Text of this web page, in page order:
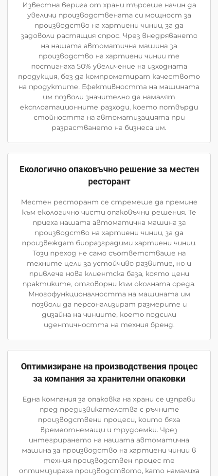
Известна верига от храни търсеше начин да
увеличи производствената си мощност за
производство на хартиени чинии, за да
задоволи растящия спрос. Чрез внедряването
на нашата автоматична машина за
производство на хартиени чинии те
постигнаха 50% увеличение на изходната
продукция, без да компрометират качеството
на продуктите. Ефективността на машината
им позволи значително да намалят
експлоатационните разходи, което потвърди
стойността на автоматизацията при
разрастването на бизнеса им.
Екологично опаковъчно решение за местен
ресторант
Местен ресторант се стремеше да премине
към екологично чисти опаковъчни решения. Те
приеха нашата автоматична машина за
производство на хартиени чинии, за да
произвеждат биоразградими хартиени чинии.
Този преход не само съответстваше на
техните цели за устойчиво развитие, но и
привлече нова клиентска база, която цени
практиките, отговорни към околната среда.
Многофункционалността на машината им
позволи да персонализират размерите и
дизайна на чиниите, което подсили
идентичността на техния бренд.
Оптимизиране на производствения процес
за компания за хранителни опаковки
Една компания за опаковка на храни се изправи
пред предизвикателства с ръчните
производствени процеси, които бяха
времеотнемащи и трудоемки. Чрез
интегрирането на нашата автоматична
машина за производство на хартиени чинии в
техния производствен процес те
оптимизираха производството, като намалиха